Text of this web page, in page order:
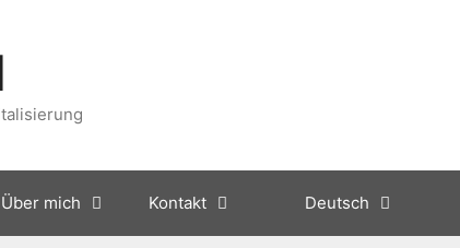
Über mich Kontakt Deutsch